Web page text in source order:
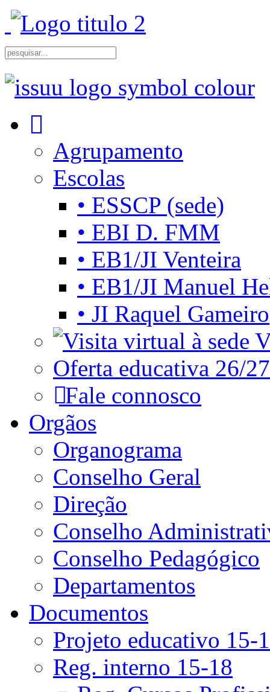
Agrupamento
Escolas
• ESSCP (sede)
• EBI D. FMM
• EB1/JI Venteira
• EB1/JI Manuel
• JI Raquel Gameiro
Oferta educativa 26/27
Fale connosco
Orgãos
Organograma
Conselho Geral
Direção
Conselho
Conselho Pedagógico
Departamentos
Documentos
Projeto educativo 15-
Reg. interno 15-18